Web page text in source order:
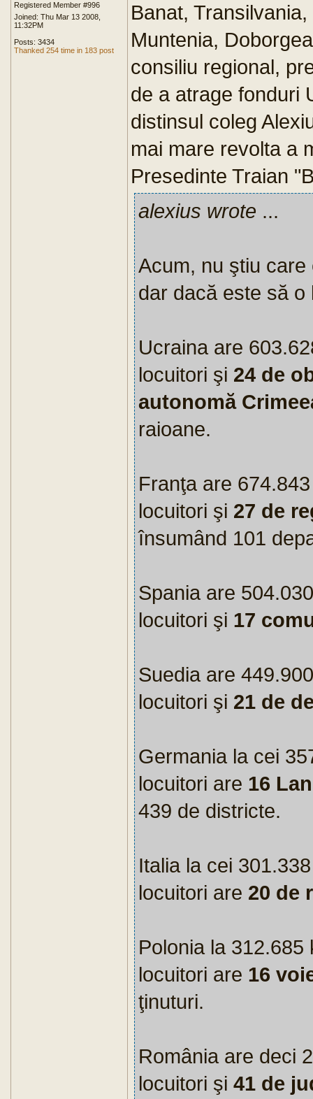
Registered Member #996
Joined: Thu Mar 13 2008,
11:32PM
Posts: 3434
Thanked 254 time in 183 post
Banat,
Muntenia,
consiliu regional,
de a atrage fonduri
distinsul coleg
mai mare revolta a
Presedinte Traian
alexius wrote ...
Acum, nu ştiu
dar dacă este să
Ucraina are
locuitori şi 24 de
autonomă
raioane.
Franţa are
locuitori şi 27 de
însumând 101
Spania are
locuitori şi 17
Suedia are
locuitori şi 21 de
Germania la cei
locuitori are 16
439 de districte.
Italia la cei
locuitori are 20 de
Polonia la
locuitori are 16
ţinuturi.
România are deci
locuitori şi 41 de